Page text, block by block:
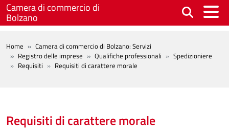
Salta al contenuto principale
Camera di commercio di
Bolzano
BREADCRUMB
Home
Camera di commercio di Bolzano: Servizi
Registro delle imprese
Qualifiche professionali
Spedizioniere
Requisiti
Requisiti di carattere morale
Requisiti di carattere morale